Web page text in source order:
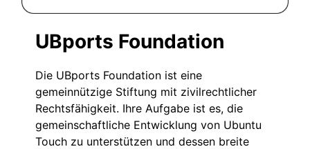
UBports Foundation
Die UBports Foundation ist eine
gemeinnützige Stiftung mit zivilrechtlicher
Rechtsfähigkeit. Ihre Aufgabe ist es, die
gemeinschaftliche Entwicklung von Ubuntu
Touch zu unterstützen und dessen breite